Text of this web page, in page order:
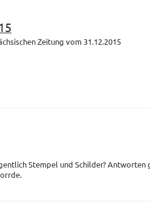
Zeitung vom 31.12.2015
Stempel und Schilder?